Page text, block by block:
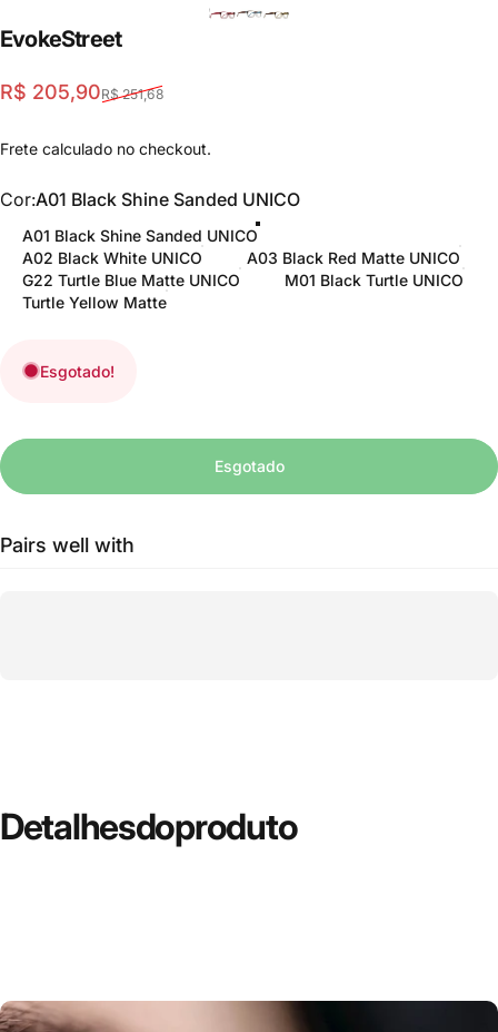
EvokeStreet
Translation missing: pt-
R$ 205,90
Translation missing: pt-
R$ 251,68
Frete calculado no checkout.
Cor
Cor:A01 Black Shine Sanded UNICO
A01 Black Shine Sanded UNICO
A02 Black White UNICO
A03 Black Red Matte UNICO
G22 Turtle Blue Matte UNICO
M01 Black Turtle UNICO
Turtle Yellow Matte
Esgotado!
Esgotado
Pairs well with
Detalhesdoproduto